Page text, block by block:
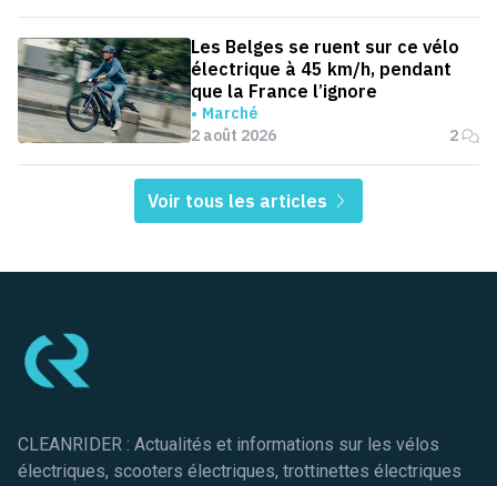
Les Belges se ruent sur ce vélo
électrique à 45 km/h, pendant
que la France l’ignore
Marché
2 août 2026
2
Voir tous les articles
CLEANRIDER : Actualités et informations sur les vélos
électriques, scooters électriques, trottinettes électriques